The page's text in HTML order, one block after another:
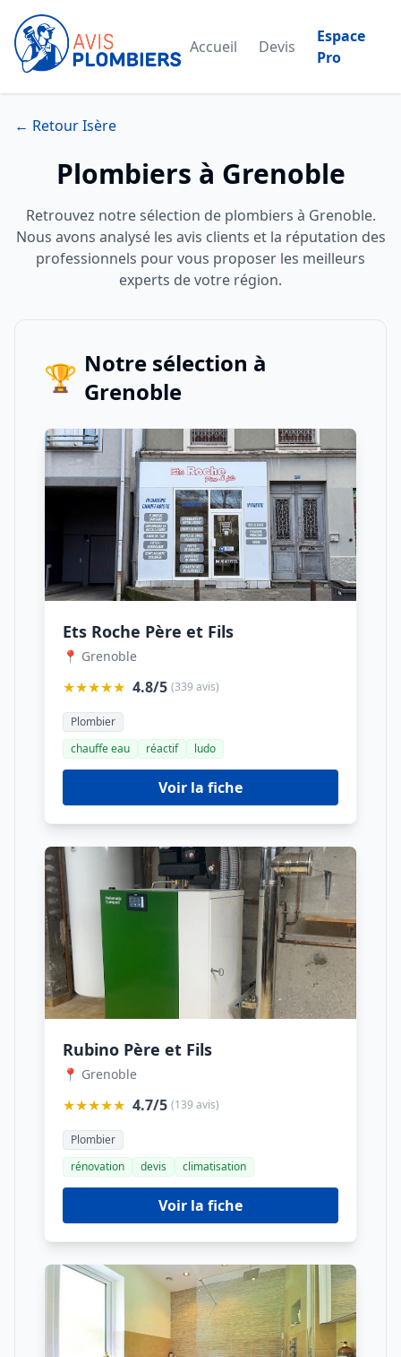
Accueil Devis
Espace
Pro
← Retour Isère
Plombiers à Grenoble
Retrouvez notre sélection de plombiers à Grenoble.
Nous avons analysé les avis clients et la réputation des
professionnels pour vous proposer les meilleurs
experts de votre région.
🏆 Notre sélection à
Grenoble
Ets Roche Père et Fils
📍 Grenoble
★★★★★ 4.8/5 (339 avis)
Plombier
chauffe eau
réactif ludo
Voir la fiche
Rubino Père et Fils
📍 Grenoble
★★★★★ 4.7/5 (139 avis)
Plombier
rénovation
devis climatisation
Voir la fiche